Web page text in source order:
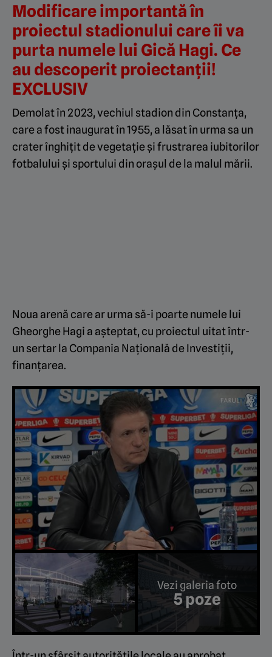
Modificare importantă în
proiectul stadionului care îi va
purta numele lui Gică Hagi. Ce
au descoperit proiectanții!
EXCLUSIV
Demolat în 2023, vechiul stadion din Constanța,
care a fost inaugurat în 1955, a lăsat în urma sa un
crater înghițit de vegetație și frustrarea iubitorilor
fotbalului și sportului din orașul de la malul mării.
Noua arenă care ar urma să-i poarte numele lui
Gheorghe Hagi a așteptat, cu proiectul uitat într-
un sertar la Compania Națională de Investiții,
finanțarea.
Vezi galeria foto
5 poze